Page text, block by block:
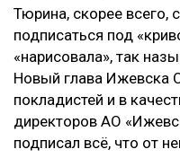
Тюрина, скорее всего,
подписаться под
«нарисовала», так
Новый глава Ижевска
покладистей и в
директоров АО
подписал всё, что от